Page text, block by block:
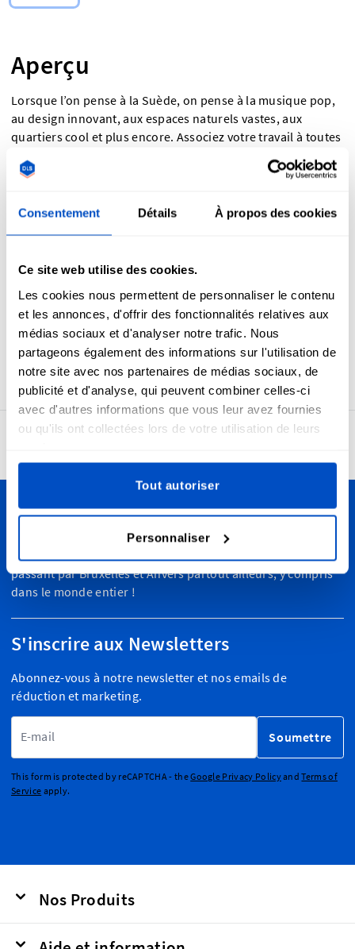
Consentement Détails À propos des cookies
Ce site web utilise des cookies.
Les cookies nous permettent de personnaliser le contenu
et les annonces, d'offrir des fonctionnalités relatives aux
médias sociaux et d'analyser notre trafic. Nous
partageons également des informations sur l'utilisation de
notre site avec nos partenaires de médias sociaux, de
publicité et d'analyse, qui peuvent combiner celles-ci
avec d'autres informations que vous leur avez fournies
ou qu'ils ont collectées lors de votre utilisation de leurs
Tout autoriser
Personnaliser
Aperçu
Lorsque l’on pense à la Suède, on pense à la musique pop,
au design innovant, aux espaces naturels vastes, aux
quartiers cool et plus encore. Associez votre travail à toutes
ces choses qui rendent la Suède si géniale à nos étiquettes
Fabriqué en Suède. Les étiquettes Fabriqué en Suède sont
fierté locale ou si vous avez besoin de répondre aux
Drapeau suédois sont tissées sur des métiers à tisser
résistantes. Les étiquettes Fabriqué en Suède sont conçues
pour être cousues facilement grâce à leur pli central
horizontal et leur marge de couture, ce qui les rend faciles à
coudre sur vos produits.
Personnalisez vos créations
Nous livrons dans toute la Belgique, de Liège à Bruges en
passant par Bruxelles et Anvers partout ailleurs, y compris
dans le monde entier !
S'inscrire aux Newsletters
Abonnez-vous à notre newsletter et nos emails de
réduction et marketing.
Soumettre
This form is protected by reCAPTCHA - theGoogle Privacy PolicyandTerms of
Service apply.
Nos Produits